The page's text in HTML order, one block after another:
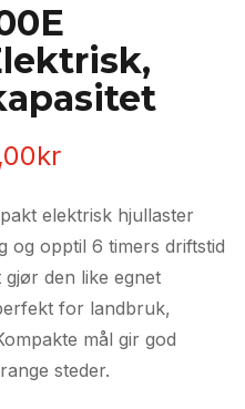
krNåværende
er:
189.000,00kr.
elektrisk hjullaster
og opptil 6 timers driftstid
den like egnet
for landbruk,
mål gir god
steder.